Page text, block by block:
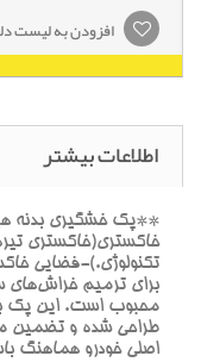
افزودن به لیست
اطلاعات بیشتر
خاکستري(خاکستري
براي ترميم خراش‌هاي
محبوب است. اين پک با
طراحي شده و تضمين
اصلي خودرو هماهنگ